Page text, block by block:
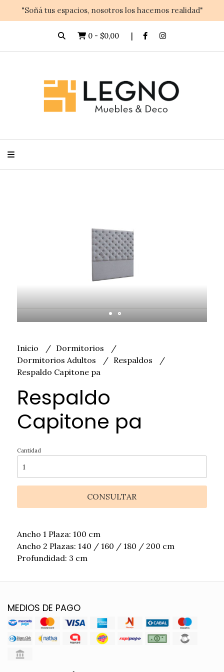
"Soñá tus espacios, nosotros los hacemos realidad"
0 - $0,00
Inicio
Dormitorios
Dormitorios Adultos
Respaldos
Respaldo Capitone pa
Respaldo
Capitone pa
Cantidad
CONSULTAR
Ancho 1 Plaza: 100 cm
Ancho 2 Plazas: 140 / 160 / 180 / 200 cm
Profundidad: 3 cm
MEDIOS DE PAGO